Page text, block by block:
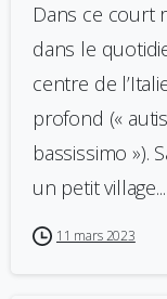
Dans ce court
dans le
centre de
profond («
bassissimo »).
un petit village...
11 mars 2023